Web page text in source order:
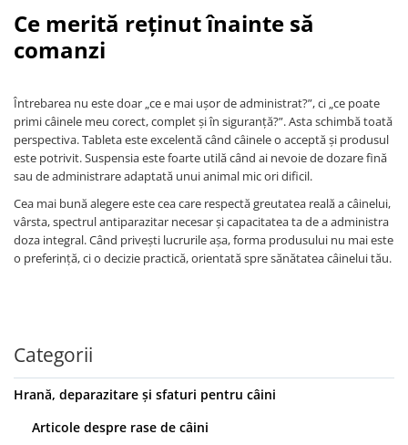
Ce merită reținut înainte să
comanzi
Întrebarea nu este doar „ce e mai ușor de administrat?”, ci „ce poate
primi câinele meu corect, complet și în siguranță?”. Asta schimbă toată
perspectiva. Tableta este excelentă când câinele o acceptă și produsul
este potrivit. Suspensia este foarte utilă când ai nevoie de dozare fină
sau de administrare adaptată unui animal mic ori dificil.
Cea mai bună alegere este cea care respectă greutatea reală a câinelui,
vârsta, spectrul antiparazitar necesar și capacitatea ta de a administra
doza integral. Când privești lucrurile așa, forma produsului nu mai este
o preferință, ci o decizie practică, orientată spre sănătatea câinelui tău.
Categorii
Hrană, deparazitare și sfaturi pentru câini
Articole despre rase de câini